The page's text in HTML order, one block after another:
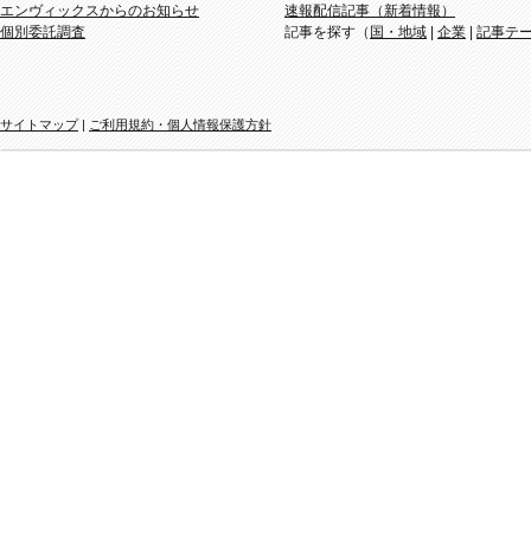
エンヴィックスからのお知らせ
個別委託調査
速報配信記事（新着情報）
記事を探す（ 国・地域 企業 記事テ
サイトマップ ご利用規約・個人情報保護方針